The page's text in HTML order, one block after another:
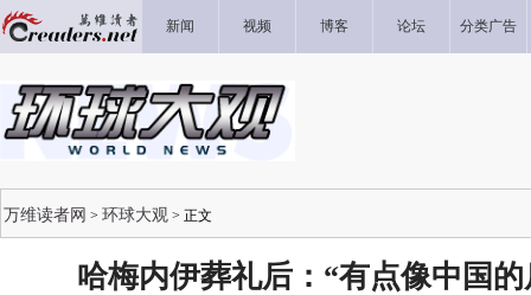
新闻 视频 博客 论坛 分类广告
万维读者网 > 环球大观 > 正文
哈梅内伊葬礼后：“有点像中国